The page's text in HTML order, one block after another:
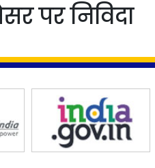
पर निविदा